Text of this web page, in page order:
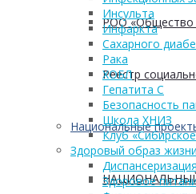
РОО «Общество
Реестр
Национальные
Инсульта
Инфаркта
Сахарного
Рака
ХОБЛ
Гепатита С
Безопасность
Школа ХНИЗ
Клуб
Здоровый образ жизни
Здоровое